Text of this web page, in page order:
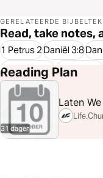
GERELATEERDE
Read, take notes,
1 Petrus 2Daniël 3:8
Jeremia 29:7Jeremia 52
Reading Plan
31 dagen
Laten